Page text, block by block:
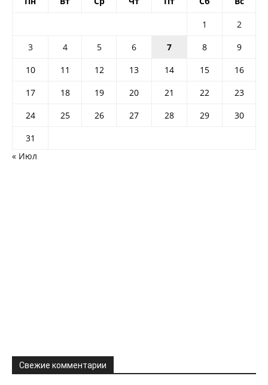
1
2
3
4 5 6 7 8
9
10
11 12 13 14 15
16
17
18 19 20 21 22
23
24
25 26 27 28 29
30
31
« Июл
Свежие комментарии